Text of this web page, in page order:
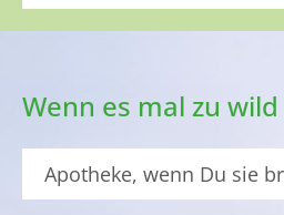
Wenn es mal zu
Apotheke, wenn Du sie